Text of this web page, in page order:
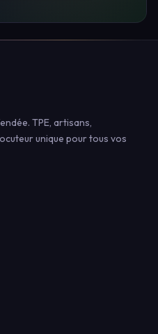
TPE, artisans,
unique pour tous vos